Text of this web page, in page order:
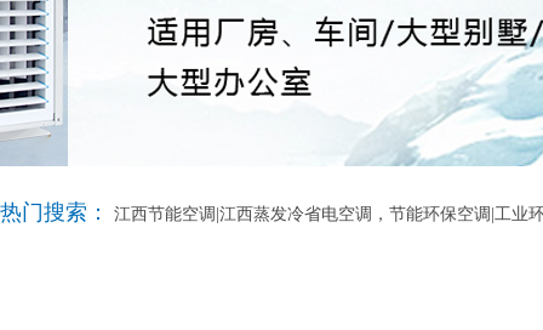
热门搜索： 江西节能空调|江西蒸发冷省电空调，节能环保空调|工业